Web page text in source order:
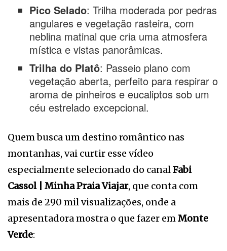
Pico Selado: Trilha moderada por pedras
angulares e vegetação rasteira, com
neblina matinal que cria uma atmosfera
mística e vistas panorâmicas.
Trilha do Platô: Passeio plano com
vegetação aberta, perfeito para respirar o
aroma de pinheiros e eucaliptos sob um
céu estrelado excepcional.
Quem busca um destino romântico nas
montanhas, vai curtir esse vídeo
especialmente selecionado do canalFabi
Cassol | Minha Praia Viajar, que conta com
mais de 290 mil visualizações, onde a
apresentadora mostra o que fazer emMonte
Verde: